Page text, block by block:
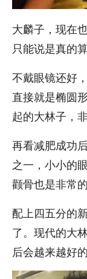
大麟子，现在
只能说是真的
不戴眼镜还好
直接就是椭圆
起的大林子，
再看减肥成功
之一，小小的
颧骨也是非常
配上四五分的
了。现代的大
后会越来越好的